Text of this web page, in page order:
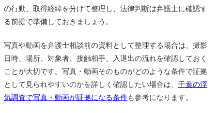
の行動、取得経緯を分けて整理し、法律判断は弁護士に確認す
る前提で準備しておきましょう。
写真や動画を弁護士相談前の資料として整理する場合は、撮影
日時、場所、対象者、接触相手、入退出の流れを確認しておく
ことが大切です。写真・動画そのものがどのような条件で証拠
として見られやすいのかを詳しく確認したい場合は、 千葉の浮
気調査で写真・動画が証拠になる条件も参考になります。